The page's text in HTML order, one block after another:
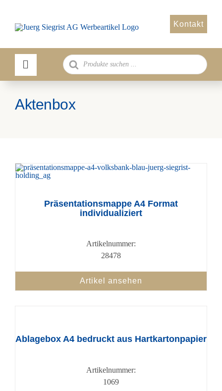
springen
Kontakt
Products
search
Aktenbox
Präsentationsmappe A4 Format
individualiziert
Artikelnummer:
28478
Artikel ansehen
Ablagebox A4 bedruckt aus Hartkartonpapier
Artikelnummer:
1069